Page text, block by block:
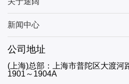
新闻中心
公司地址
(上海)总部：上海市普陀区大渡河
1901～1904A